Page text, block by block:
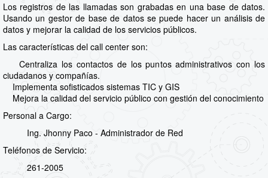
Los registros de las llamadas son grabadas en una base de datos.
Usando un gestor de base de datos se puede hacer un análisis de
datos y mejorar la calidad de los servicios públicos.
Las características del call center son:
Centraliza los contactos de los puntos administrativos con los
ciudadanos y compañías.
Implementa sofisticados sistemas TIC y GIS
Mejora la calidad del servicio público con gestión del conocimiento
Personal a Cargo:
Ing. Jhonny Paco - Administrador de Red
Teléfonos de Servicio:
261-2005